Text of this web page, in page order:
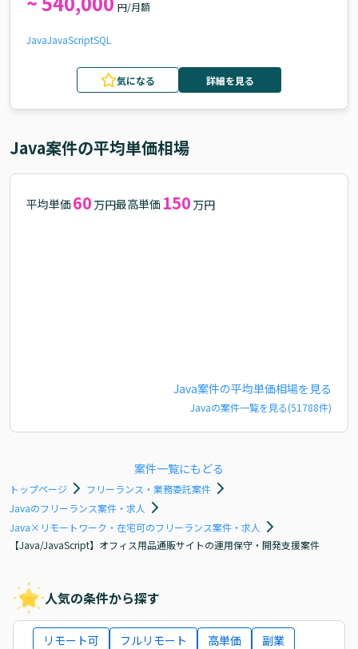
円/月額
JavaJavaScriptSQL
気になる 詳細を見る
Java案件の平均単価相場
平均単価 60 万円最高単価 150 万円
Java案件の平均単価相場を見る
Javaの案件一覧を見る(51788件)
案件一覧にもどる
トップページ
フリーランス・業務委託案件
Javaのフリーランス案件・求人
Java×リモートワーク・在宅可のフリーランス案件・求人
【Java/JavaScript】オフィス用品通販サイトの運用保守・開発支援案件
人気の条件から探す
リモート可 フルリモート 高単価
副業